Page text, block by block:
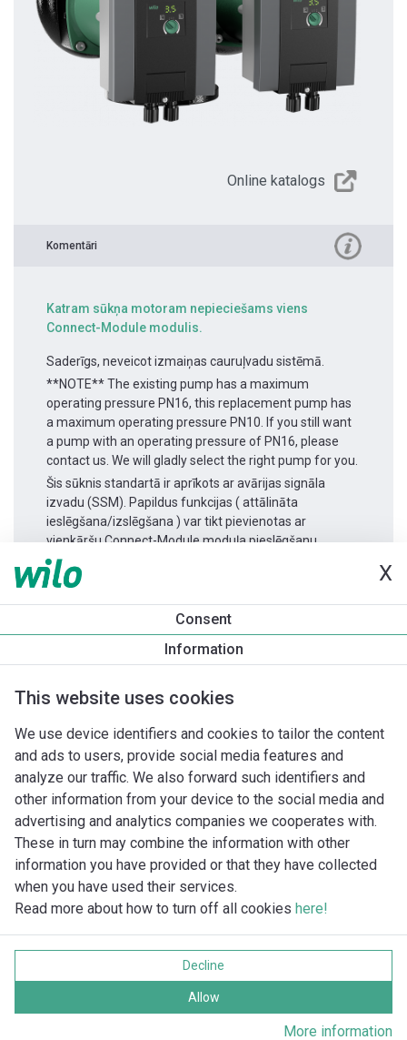
X
Consent
Information
This website uses cookies
We use device identifiers and cookies to tailor the content
and ads to users, provide social media features and
analyze our traffic. We also forward such identifiers and
other information from your device to the social media and
advertising and analytics companies we cooperates with.
These in turn may combine the information with other
information you have provided or that they have collected
when you have used their services.
Read more about how to turn off all cookies here!
Decline
Allow
More information
Online katalogs
Komentāri
Katram sūkņa motoram nepieciešams viens
Connect-Module modulis.
Saderīgs, neveicot izmaiņas cauruļvadu sistēmā.
**NOTE** The existing pump has a maximum
operating pressure PN16, this replacement pump has
a maximum operating pressure PN10. If you still want
a pump with an operating pressure of PN16, please
contact us. We will gladly select the right pump for you.
Šis sūknis standartā ir aprīkots ar avārijas signāla
izvadu (SSM). Papildus funkcijas ( attālināta
ieslēgšana/izslēgšana ) var tikt pievienotas ar
vienkāršu Connect-Module moduļa pieslēgšanu.
Produkta informācija
Yonos MAXO-D 65/0,5-12
Imprint
Data protection
Visas tiesības aizsargātas